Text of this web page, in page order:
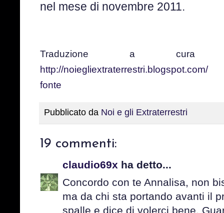
nel mese di novembre 2011.
Traduzione a cura di
http://noiegliextraterrestri.blogspot.com/
fonte
Pubblicato da Noi e gli Extraterrestri
19 commenti:
claudio69x ha detto...
Concordo con te Annalisa, non
ma da chi sta portando avanti il
spalle e dice di volerci bene.